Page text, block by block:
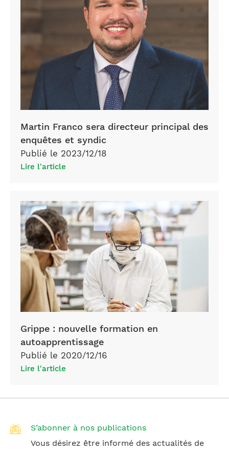
Martin Franco sera directeur principal des
enquêtes et syndic
Publié le 2023/12/18
Lire l'article
Grippe : nouvelle formation en
autoapprentissage
Publié le 2020/12/16
Lire l'article
S’abonner à nos publications
Vous désirez être informé des actualités de